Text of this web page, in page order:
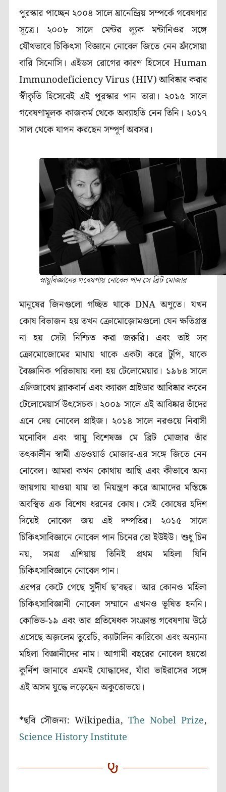
পুরস্কার পাচ্ছেন ২০০৪ সালে ঘ্রানেন্দ্রিয় সম্পর্কে গবেষণার
সূত্রে।
২০০৮ সালে মেন্টর ল্যুক মন্টানিওর সঙ্গে
যৌথভাবে চিকিৎসা বিজ্ঞানে নোবেল জিতে নেনফ্রাঁসোয়া
বারি সিনোসি। এইডস রোগের কারণ হিসেবেHuman
Immunodeficiency Virus (HIV)আবিষ্কার করার
স্বীকৃতি হিসেবেই এই পুরস্কার পান তারা। ২০১৫ সালে
গবেষণামূলক কাজকর্ম থেকে অব্যাহতি নেন তিনি। ২০১৭
সাল থেকে যাপন করছেন সম্পূর্ণ অবসর।
স্নায়ুবিজ্ঞানের গবেষণায় নোবেল পান সে ব্রিট মোজার
মানুষের জিনগুলো গচ্ছিত থাকে DNAঅণুতে। যখন
কোষ বিভাজন হয় তখন ক্রোমোজ়োমগুলো যেন ক্ষতিগ্রস্ত
না হয় সেটা নিশ্চিত করা জরুরি। এবং তাই সব
ক্রোমোজোমের মাথায় থাকে একটা করে টুপি,যাকে
বৈজ্ঞানিক পরিভাষায় বলা হয় টেলোমেয়ার। ১৯৮৪ সালে
এলিজাবেথ ব্ল্যাকবার্ন এবং ক্যারল গ্রাইডার আবিষ্কার করেন
টেলোমেয়ার্স উৎসেচক। ২০০৯ সালে এই আবিষ্কার তাঁদের
এনে দেয় নোবেল প্রাইজ। ২০১৪ সালে নরওয়ে নিবাসী
মনোবিদ এবং স্নায়ু বিশেষজ্ঞ মে ব্রিট মোজার তাঁর
তৎকালীন স্বামী এডওয়ার্ড মোজার-এর সঙ্গে জিতে নেন
নোবেল। আমরা কখন কোথায় আছি এবং কীভাবে অন্য
জায়গায় যাওয়া যায় তা নিয়ন্ত্রণ করে আমাদের মস্তিষ্কে
অবস্থিত এক বিশেষ ধরনের কোষ। সেই কোষের হদিশ
দিয়েই নোবেল জয় এই দম্পতির। ২০১৫ সালে
চিকিৎসাবিজ্ঞানে নোবেল পান চিনের তো ইউইউ। শুধু চিন
নয়,সমগ্র এশিয়ায় তিনিই প্রথম মহিলা যিনি
চিকিৎসাবিজ্ঞানে নোবেল পান।
এরপর কেটে গেছে সুদীর্ঘ ছ’বছর। আর কোনও মহিলা
চিকিৎসাবিজ্ঞানী নোবেল সম্মানে এখনও ভূষিত হননি।
কোভিড-১৯ এবং তার প্রতিষেধক সংক্রান্ত গবেষণায় উঠে
এসেছে অজ়লেম তুরেচি, ক্যাটালিন কারিকো এবং অন্যান্য
মহিলা বিজ্ঞানীদের নাম। আগামী বছরের নোবেল হয়তো
কুর্নিশ জানাবে এমনই যোদ্ধাদের, যাঁরা ভাইরাসের সঙ্গে
এই অসম যুদ্ধে লড়েছেন অকুতোভয়ে।
*ছবি সৌজন্য: Wikipedia, The Nobel Prize,
Science History Institute